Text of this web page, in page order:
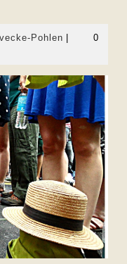
PohlenMartina
0